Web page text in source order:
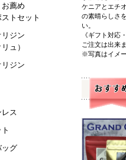
ケニアとエチ
の素晴らしさ
い。
《ギフト対応
ご注文は出来
※写真はイメー
薦め
トセット
ジン
ュ）
ジン
ス
ッグ